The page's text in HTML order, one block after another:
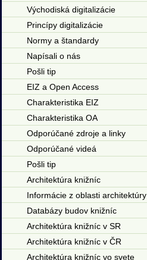
Východiská digitalizácie
Princípy digitalizácie
Normy a štandardy
Napísali o nás
Pošli tip
EIZ a Open Access
Charakteristika EIZ
Charakteristika OA
Odporúčané zdroje a linky
Odporúčané videá
Pošli tip
Architektúra knižníc
Informácie z oblasti architektúry
Databázy budov knižníc
Architektúra knižníc v SR
Architektúra knižníc v ČR
Architektúra knižníc vo svete